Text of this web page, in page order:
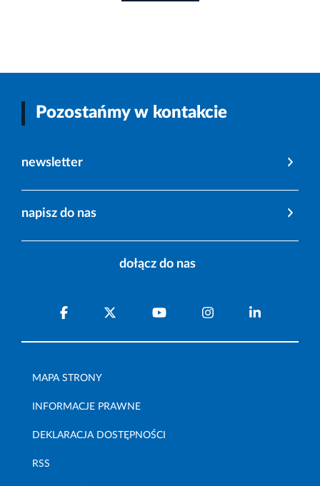
Pozostańmy w kontakcie
newsletter
napisz do nas
dołącz do nas
MAPA STRONY
INFORMACJE PRAWNE
DEKLARACJA DOSTĘPNOŚCI
RSS